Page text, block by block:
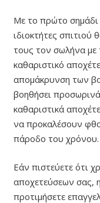
Με το πρώτο
ιδιοκτήτες
τους τον σωλήνα
καθαριστικό
απομάκρυνση των
βοηθήσει
καθαριστικά
να προκαλέσουν
πάροδο του χρόνου.
Εάν πιστεύετε ότι
αποχετεύσεων σας,
προτιμήσετε